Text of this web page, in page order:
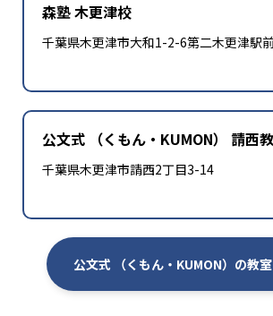
森塾 木更津校
千葉県木更津市大和1-2-6第二木更津駅
公文式 （くもん・KUMON） 請西
千葉県木更津市請西2丁目3-14
公文式 （くもん・KUMON）の教